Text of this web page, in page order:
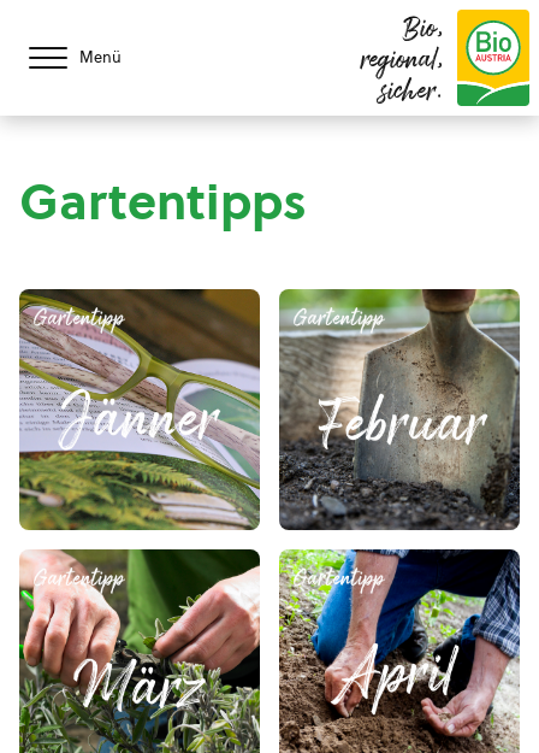
Menü
Bio,
regional,
sicher.
Gartentipps